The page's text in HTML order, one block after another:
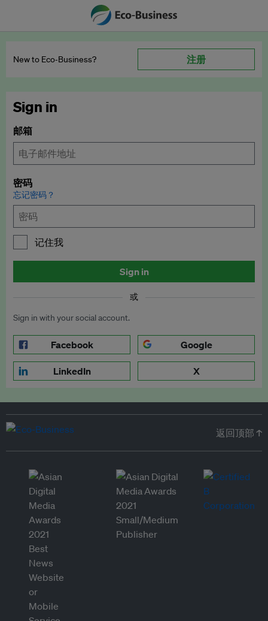
New to Eco‑Business? 注册
Sign in
邮箱
密码
忘记密码？
记住我
Sign in
或
Sign in with your social account.
Facebook Google
LinkedIn X
返回顶部 ↑